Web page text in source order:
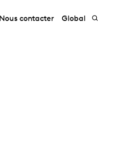
Nous contacter Global